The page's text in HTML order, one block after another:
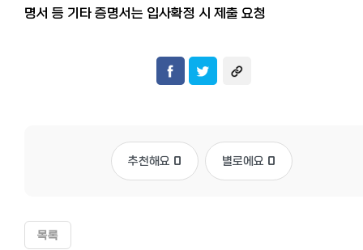
명서 등 기타 증명서는 입사확정 시 제출 요청
추천해요 0 별로에요 0
목록